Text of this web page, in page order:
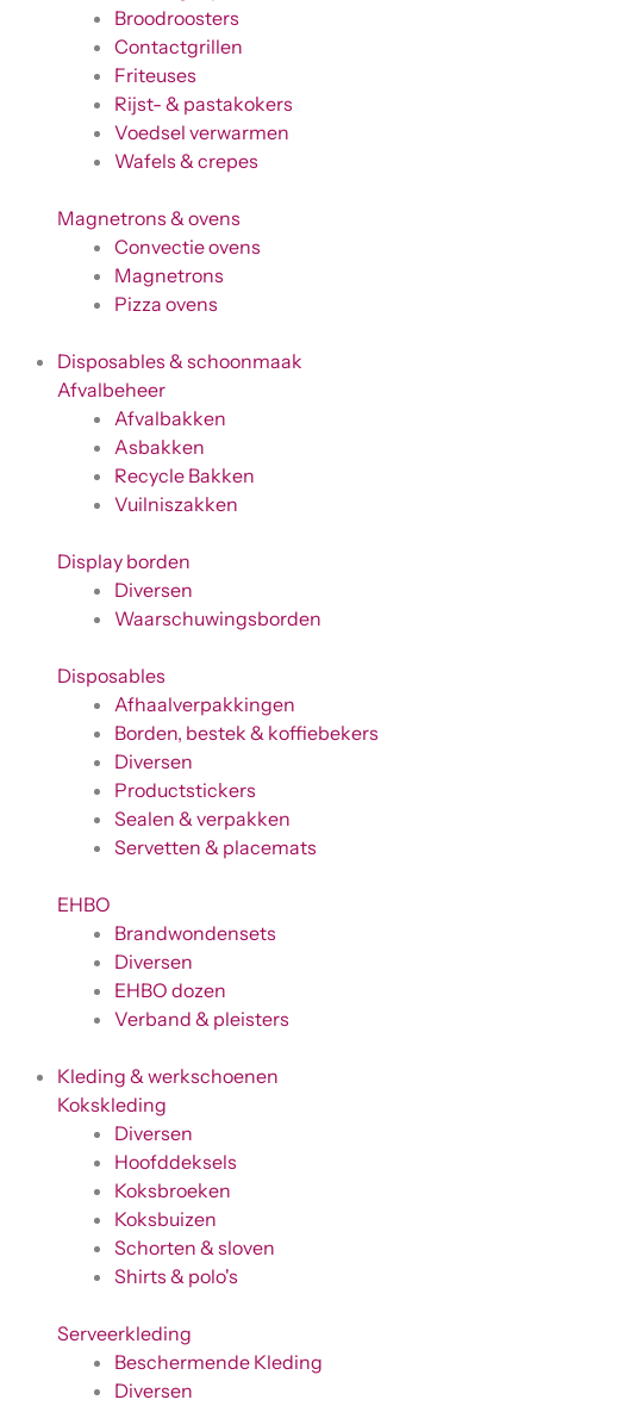
Broodroosters
Contactgrillen
Friteuses
Rijst- & pastakokers
Voedsel verwarmen
Wafels & crepes
Magnetrons & ovens
Convectie ovens
Magnetrons
Pizza ovens
Disposables & schoonmaak
Afvalbeheer
Afvalbakken
Asbakken
Recycle Bakken
Vuilniszakken
Display borden
Diversen
Waarschuwingsborden
Disposables
Afhaalverpakkingen
Borden, bestek & koffiebekers
Diversen
Productstickers
Sealen & verpakken
Servetten & placemats
EHBO
Brandwondensets
Diversen
EHBO dozen
Verband & pleisters
Kleding & werkschoenen
Kokskleding
Diversen
Hoofddeksels
Koksbroeken
Koksbuizen
Schorten & sloven
Shirts & polo's
Serveerkleding
Beschermende Kleding
Diversen